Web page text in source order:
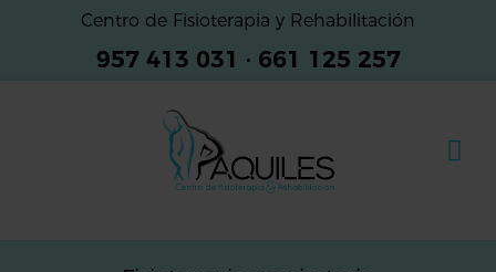
Centro de Fisioterapia y Rehabilitación
957 413 031 · 661 125 257